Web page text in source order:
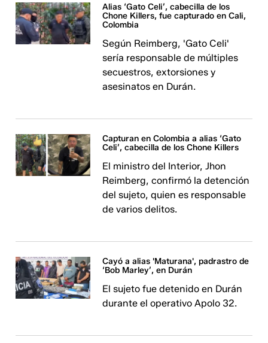
Alias ‘Gato Celi’, cabecilla de los
Chone Killers, fue capturado en Cali,
Colombia
Según Reimberg, 'Gato Celi'
sería responsable de múltiples
secuestros, extorsiones y
asesinatos en Durán.
Capturan en Colombia a alias ‘Gato
Celi’, cabecilla de los Chone Killers
El ministro del Interior, Jhon
Reimberg, confirmó la detención
del sujeto, quien es responsable
de varios delitos.
Cayó a alias 'Maturana', padrastro de
‘Bob Marley’, en Durán
El sujeto fue detenido en Durán
durante el operativo Apolo 32.